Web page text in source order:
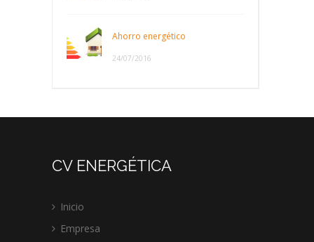
Ahorro energético
24/07/2016
CV ENERGÉTICA
Inicio
Empresa